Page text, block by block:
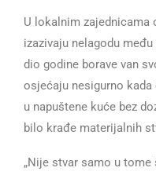
U lokalnim zajednicama
izazivaju nelagodu
dio godine borave van
osjećaju nesigurno
u napuštene kuće bez
bilo krađe materijalnih
„Nije stvar samo u